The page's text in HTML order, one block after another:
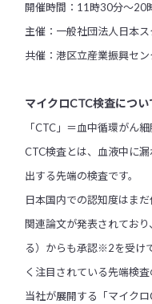
開催時間：11時30分～20
主催：一般社団法人日本
共催：港区立産業振興セン
マイクロCTC検査につい
「CTC」＝血中循環がん
CTC検査とは、血液中に
出する先端の検査です。
日本国内での認知度はま
関連論文が発表されてお
る）からも承認※2を受け
く注目されている先端検査
当社が展開する「マイク